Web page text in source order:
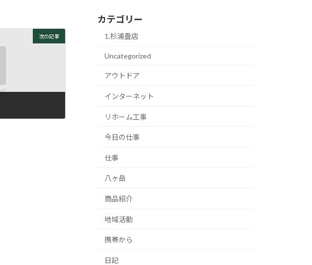
次の記事
カテゴリー
1.杉浦畳店
Uncategorized
アウトドア
インターネット
リホーム工事
今日の仕事
仕事
八ヶ岳
商品紹介
地域活動
携帯から
日記